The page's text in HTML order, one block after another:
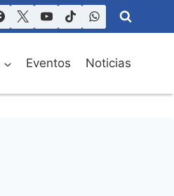
Eventos Noticias